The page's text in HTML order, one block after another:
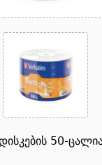
50-